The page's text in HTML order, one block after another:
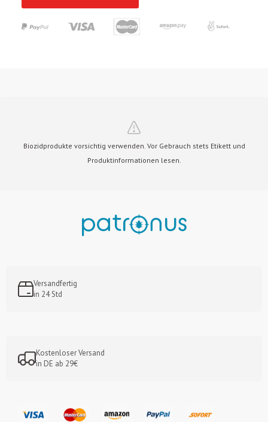
Versandfertig
in 24 Std
Kostenloser Versand
in DE ab 29€
Biozidprodukte vorsichtig verwenden. Vor Gebrauch stets Etikett und
Produktinformationen lesen.